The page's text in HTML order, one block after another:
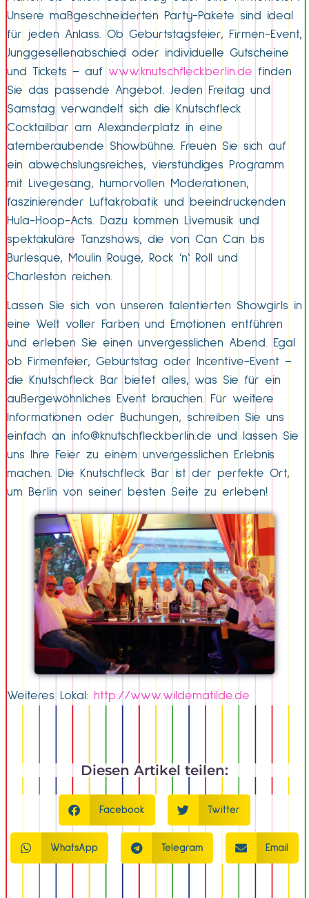
Unsere maßgeschneiderten Party-Pakete sind ideal
für jeden Anlass. Ob Geburtstagsfeier, Firmen-Event,
Junggesellenabschied oder individuelle Gutscheine
und Tickets – auf www.knutschfleckberlin.de finden
Sie das passende Angebot. Jeden Freitag und
Samstag verwandelt sich die Knutschfleck
Cocktailbar am Alexanderplatz in eine
atemberaubende Showbühne. Freuen Sie sich auf
ein abwechslungsreiches, vierstündiges Programm
mit Livegesang, humorvollen Moderationen,
faszinierender Luftakrobatik und beeindruckenden
Hula-Hoop-Acts. Dazu kommen Livemusik und
spektakuläre Tanzshows, die von Can Can bis
Burlesque, Moulin Rouge, Rock ’n‘ Roll und
Charleston reichen.
Lassen Sie sich von unseren talentierten Showgirls in
eine Welt voller Farben und Emotionen entführen
und erleben Sie einen unvergesslichen Abend. Egal
ob Firmenfeier, Geburtstag oder Incentive-Event –
die Knutschfleck Bar bietet alles, was Sie für ein
außergewöhnliches Event brauchen. Für weitere
Informationen oder Buchungen, schreiben Sie uns
einfach an info@knutschfleckberlin.de und lassen Sie
uns Ihre Feier zu einem unvergesslichen Erlebnis
machen. Die Knutschfleck Bar ist der perfekte Ort,
um Berlin von seiner besten Seite zu erleben!
Weiteres Lokal: http://www.wildematilde.de
Diesen Artikel teilen:
Facebook Twitter
WhatsApp Telegram Email